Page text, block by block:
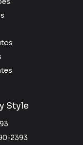
Style
2393